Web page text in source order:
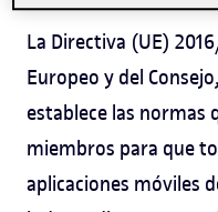
La Directiva (UE)
Europeo y del
establece las normas
miembros para que
aplicaciones móviles